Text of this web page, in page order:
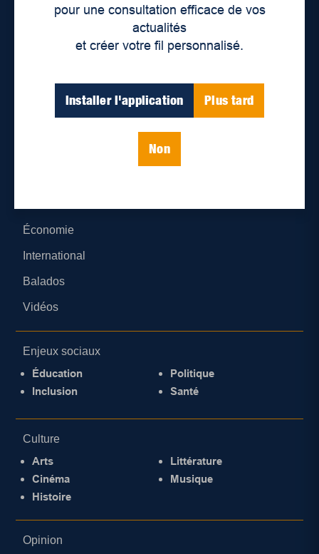
pour une consultation efficace de vos
actualités
et créer votre fil personnalisé.
Installer l'application Plus tard
Non
Lieux de distribution
Économie
International
Balados
Vidéos
Enjeux sociaux
Éducation
Inclusion
Politique
Santé
Culture
Arts
Cinéma
Histoire
Littérature
Musique
Opinion